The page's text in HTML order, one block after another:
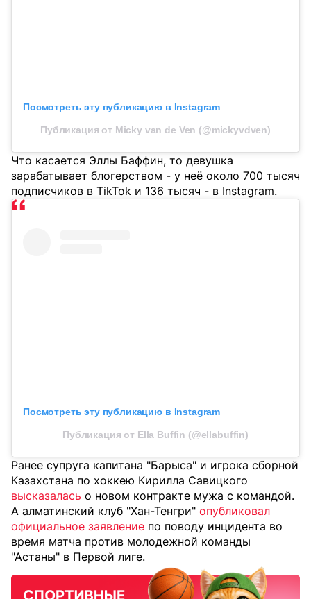
Посмотреть эту публикацию в Instagram
Публикация от Micky van de Ven (@mickyvdven)
Что касается Эллы Баффин, то девушка
зарабатывает блогерством - у неё около 700 тысяч
подписчиков в TikTok и 136 тысяч - в Instagram.
Посмотреть эту публикацию в Instagram
Публикация от Ella Buffin (@ellabuffin)
Ранее супруга капитана "Барыса" и игрока сборной
Казахстана по хоккею Кирилла Савицкого
высказалась о новом контракте мужа с командой.
А алматинский клуб "Хан-Тенгри" опубликовал
официальное заявление по поводу инцидента во
время матча против молодежной команды
"Астаны" в Первой лиге.